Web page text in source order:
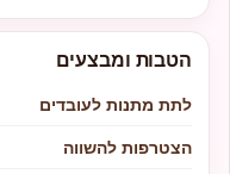
הטבות ומבצעים
לתת מתנות לעובדים
הצטרפות להשווה